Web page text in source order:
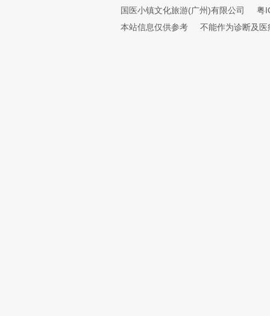
国医小镇文化旅游(广州)有限公司
粤
本站信息仅供参考
不能作为诊断及医